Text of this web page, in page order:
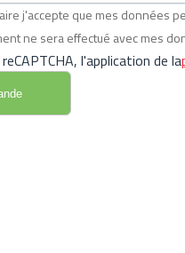
j'accepte que mes données
ne sera effectué avec mes
l'application de la